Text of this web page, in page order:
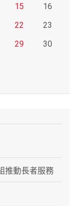
15
16
22
23
29
30
推動長者服務